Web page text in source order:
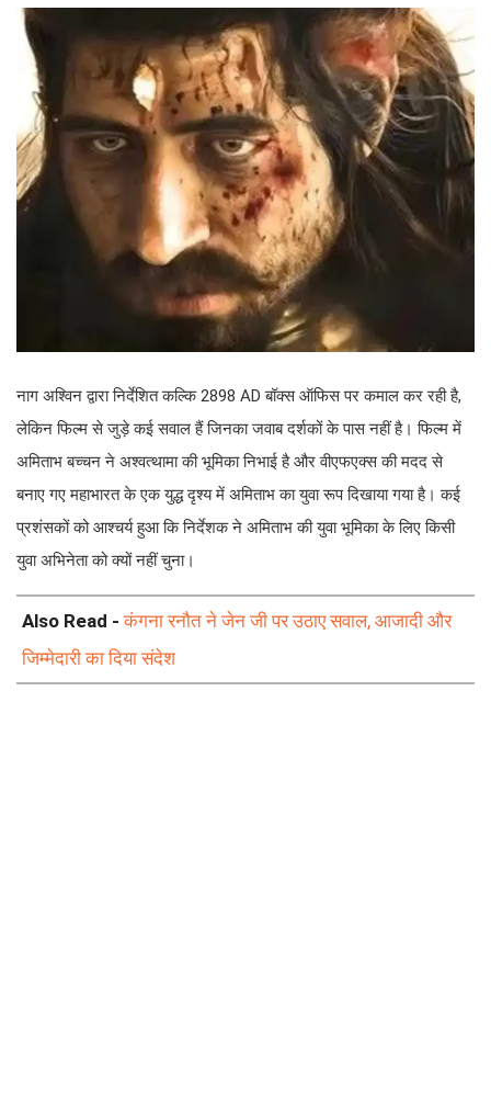
नाग अश्विन द्वारा निर्देशित कल्कि 2898 AD बॉक्स ऑफिस पर कमाल कर रही है,
लेकिन फिल्म से जुड़े कई सवाल हैं जिनका जवाब दर्शकों के पास नहीं है। फिल्म में
अमिताभ बच्चन ने अश्वत्थामा की भूमिका निभाई है और वीएफएक्स की मदद से
बनाए गए महाभारत के एक युद्ध दृश्य में अमिताभ का युवा रूप दिखाया गया है। कई
प्रशंसकों को आश्चर्य हुआ कि निर्देशक ने अमिताभ की युवा भूमिका के लिए किसी
युवा अभिनेता को क्यों नहीं चुना।
Also Read -कंगना रनौत ने जेन जी पर उठाए सवाल, आजादी और
जिम्मेदारी का दिया संदेश